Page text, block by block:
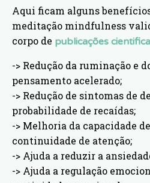
Aqui ficam alguns
meditação mindfulness
corpo de publicações
-> Redução da ruminação e
pensamento acelerado;
-> Redução de sintomas de
probabilidade de recaídas;
-> Melhoria da capacidade
continuidade de atenção;
-> Ajuda a reduzir a
-> Ajuda a regulação